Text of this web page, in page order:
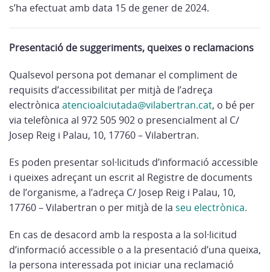
s’ha efectuat amb data 15 de gener de 2024.
Presentació de suggeriments, queixes o reclamacions
Qualsevol persona pot demanar el compliment de
requisits d’accessibilitat per mitjà de l’adreça
electrònica atencioalciutada@vilabertran.cat, o bé per
via telefònica al 972 505 902 o presencialment al C/
Josep Reig i Palau, 10, 17760 – Vilabertran.
Es poden presentar sol·licituds d’informació accessible
i queixes adreçant un escrit al Registre de documents
de l’organisme, a l’adreça C/ Josep Reig i Palau, 10,
17760 – Vilabertran o per mitjà de la seu electrònica.
En cas de desacord amb la resposta a la sol·licitud
d’informació accessible o a la presentació d’una queixa,
la persona interessada pot iniciar una reclamació